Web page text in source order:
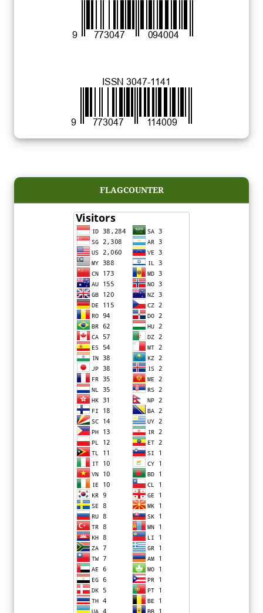
FLAGCOUNTER